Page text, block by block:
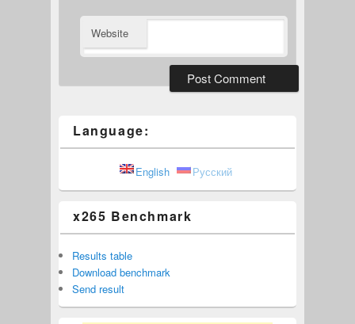
Website
Language:
English Русский
x265 Benchmark
Results table
Download benchmark
Send result